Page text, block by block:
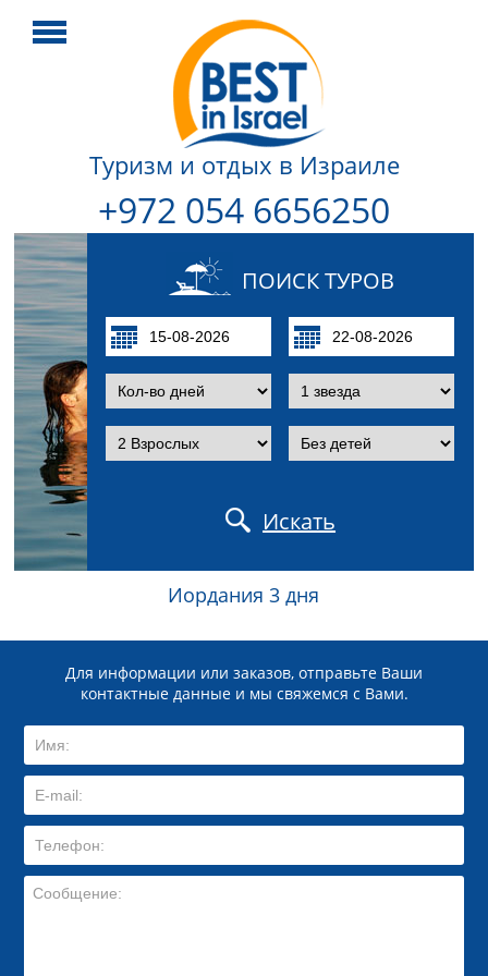
Туризм и отдых в Израиле
+972 054 6656250
ПОИСК ТУРОВ
Искать
Иордания 3 дня
Для информации или заказов, отправьте Ваши
контактные данные и мы свяжемся с Вами.